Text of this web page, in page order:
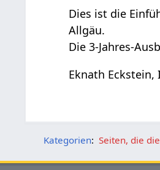
Dies ist die
Allgäu.
Die 3-Jahres-
Eknath Eckstein,
Kategorien: Seiten, die